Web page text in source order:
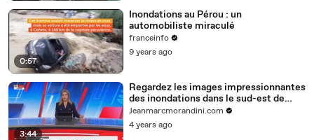
0:57
Inondations au Pérou : un
automobiliste miraculé
franceinfo
9 years ago
3:44
Regardez les images impressionnantes
des inondations dans le sud-est de
l'Australie où des milliers d'habitants
ont été appelés à évacuer leurs
domiciles - VIDEO
Jeanmarcmorandini.com
4 years ago